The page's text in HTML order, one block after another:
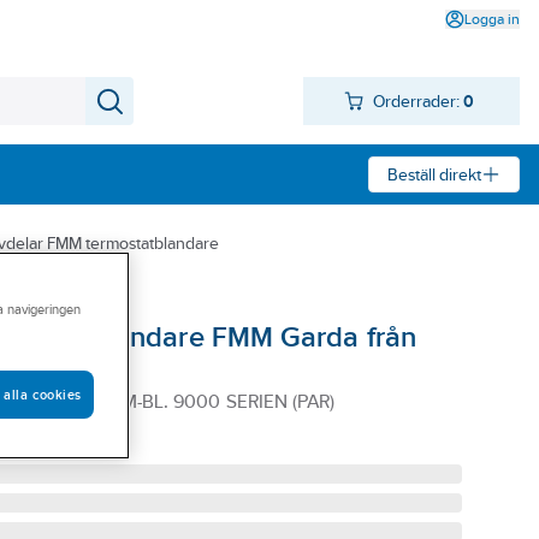
Logga in
Orderrader: 0
Beställ direkt
FMM termostatblandare
FMM Garda från
TILL TERM-BL. 9000 SERIEN (PAR)
navigeringen
alla cookies